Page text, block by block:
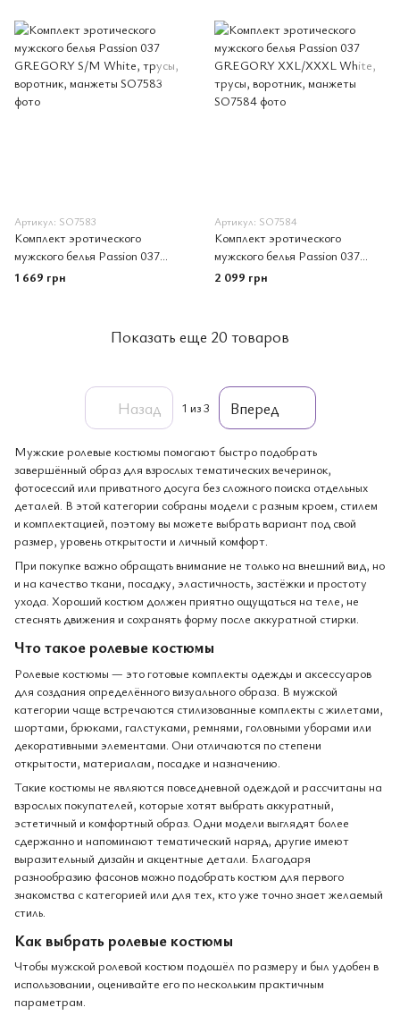
Артикул: SO7583
Комплект эротического
мужского белья Passion 037
GREGORY S/M White, трусы,
воротник, манжеты
1 669 грн
Артикул: SO7584
Комплект эротического
мужского белья Passion 037
GREGORY XXL/XXXL White,
трусы, воротник, манжеты
2 099 грн
Показать еще 20 товаров
Назад 1 из 3 Вперед
Мужские ролевые костюмы помогают быстро подобрать
завершённый образ для взрослых тематических вечеринок,
фотосессий или приватного досуга без сложного поиска отдельных
деталей. В этой категории собраны модели с разным кроем, стилем
и комплектацией, поэтому вы можете выбрать вариант под свой
размер, уровень открытости и личный комфорт.
При покупке важно обращать внимание не только на внешний вид, но
и на качество ткани, посадку, эластичность, застёжки и простоту
ухода. Хороший костюм должен приятно ощущаться на теле, не
стеснять движения и сохранять форму после аккуратной стирки.
Что такое ролевые костюмы
Ролевые костюмы — это готовые комплекты одежды и аксессуаров
для создания определённого визуального образа. В мужской
категории чаще встречаются стилизованные комплекты с жилетами,
шортами, брюками, галстуками, ремнями, головными уборами или
декоративными элементами. Они отличаются по степени
открытости, материалам, посадке и назначению.
Такие костюмы не являются повседневной одеждой и рассчитаны на
взрослых покупателей, которые хотят выбрать аккуратный,
эстетичный и комфортный образ. Одни модели выглядят более
сдержанно и напоминают тематический наряд, другие имеют
выразительный дизайн и акцентные детали. Благодаря
разнообразию фасонов можно подобрать костюм для первого
знакомства с категорией или для тех, кто уже точно знает желаемый
стиль.
Как выбрать ролевые костюмы
Чтобы мужской ролевой костюм подошёл по размеру и был удобен в
использовании, оценивайте его по нескольким практичным
параметрам.